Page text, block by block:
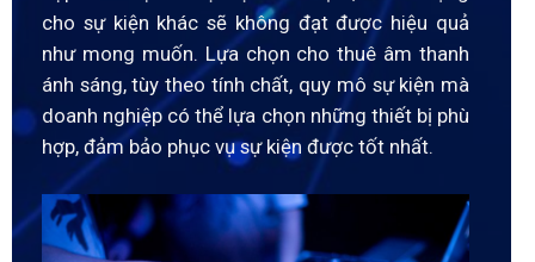
cho sự kiện khác sẽ không đạt được hiệu quả
như mong muốn. Lựa chọn cho thuê âm thanh
ánh sáng, tùy theo tính chất, quy mô sự kiện mà
doanh nghiệp có thể lựa chọn những thiết bị phù
hợp, đảm bảo phục vụ sự kiện được tốt nhất.